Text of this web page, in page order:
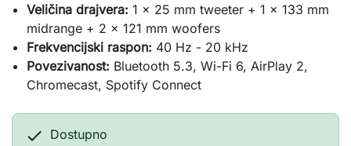
Veličina drajvera: 1 x 25 mm tweeter + 1 x 133 mm
midrange + 2 x 121 mm woofers
Frekvencijski raspon: 40 Hz - 20 kHz
Povezivanost: Bluetooth 5.3, Wi-Fi 6, AirPlay 2,
Chromecast, Spotify Connect
 Dostupno